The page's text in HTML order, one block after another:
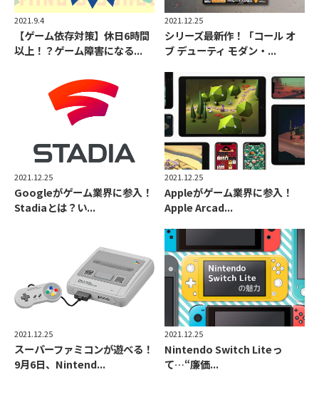
2021.9.4
【ゲーム依存対策】休日6時間
以上！？ゲーム障害になる...
2021.12.25
シリーズ最新作！「コール オ
ブ デューティ モダン・...
2021.12.25
Googleがゲーム業界に参入！
Stadiaとは？い...
2021.12.25
Appleがゲーム業界に参入！
Apple Arcad...
2021.12.25
スーパーファミコンが遊べる！
9月6日、Nintend...
2021.12.25
Nintendo Switch Liteっ
て…“廉価...